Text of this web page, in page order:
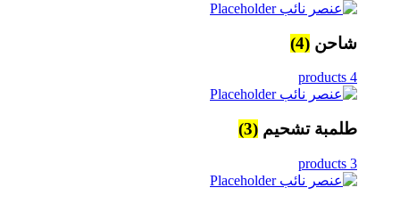
شاحن (4)
4 products
طلمبة تشحيم (3)
3 products